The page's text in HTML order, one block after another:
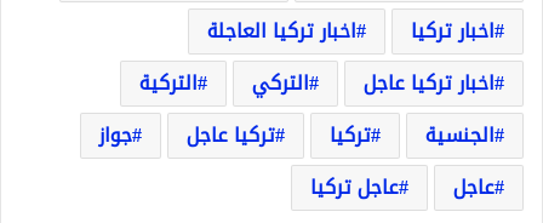
اخبار تركيا
اخبار تركيا العاجلة
اخبار تركيا عاجل
التركي
التركية
الجنسية
تركيا تركيا عاجل
جواز
عاجل
عاجل تركيا